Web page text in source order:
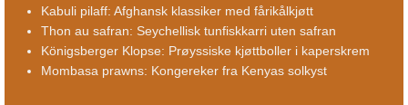
Kabuli pilaff: Afghansk klassiker med fårikålkjøtt
Thon au safran: Seychellisk tunfiskkarri uten safran
Königsberger Klopse: Prøyssiske kjøttboller i kaperskrem
Mombasa prawns: Kongereker fra Kenyas solkyst